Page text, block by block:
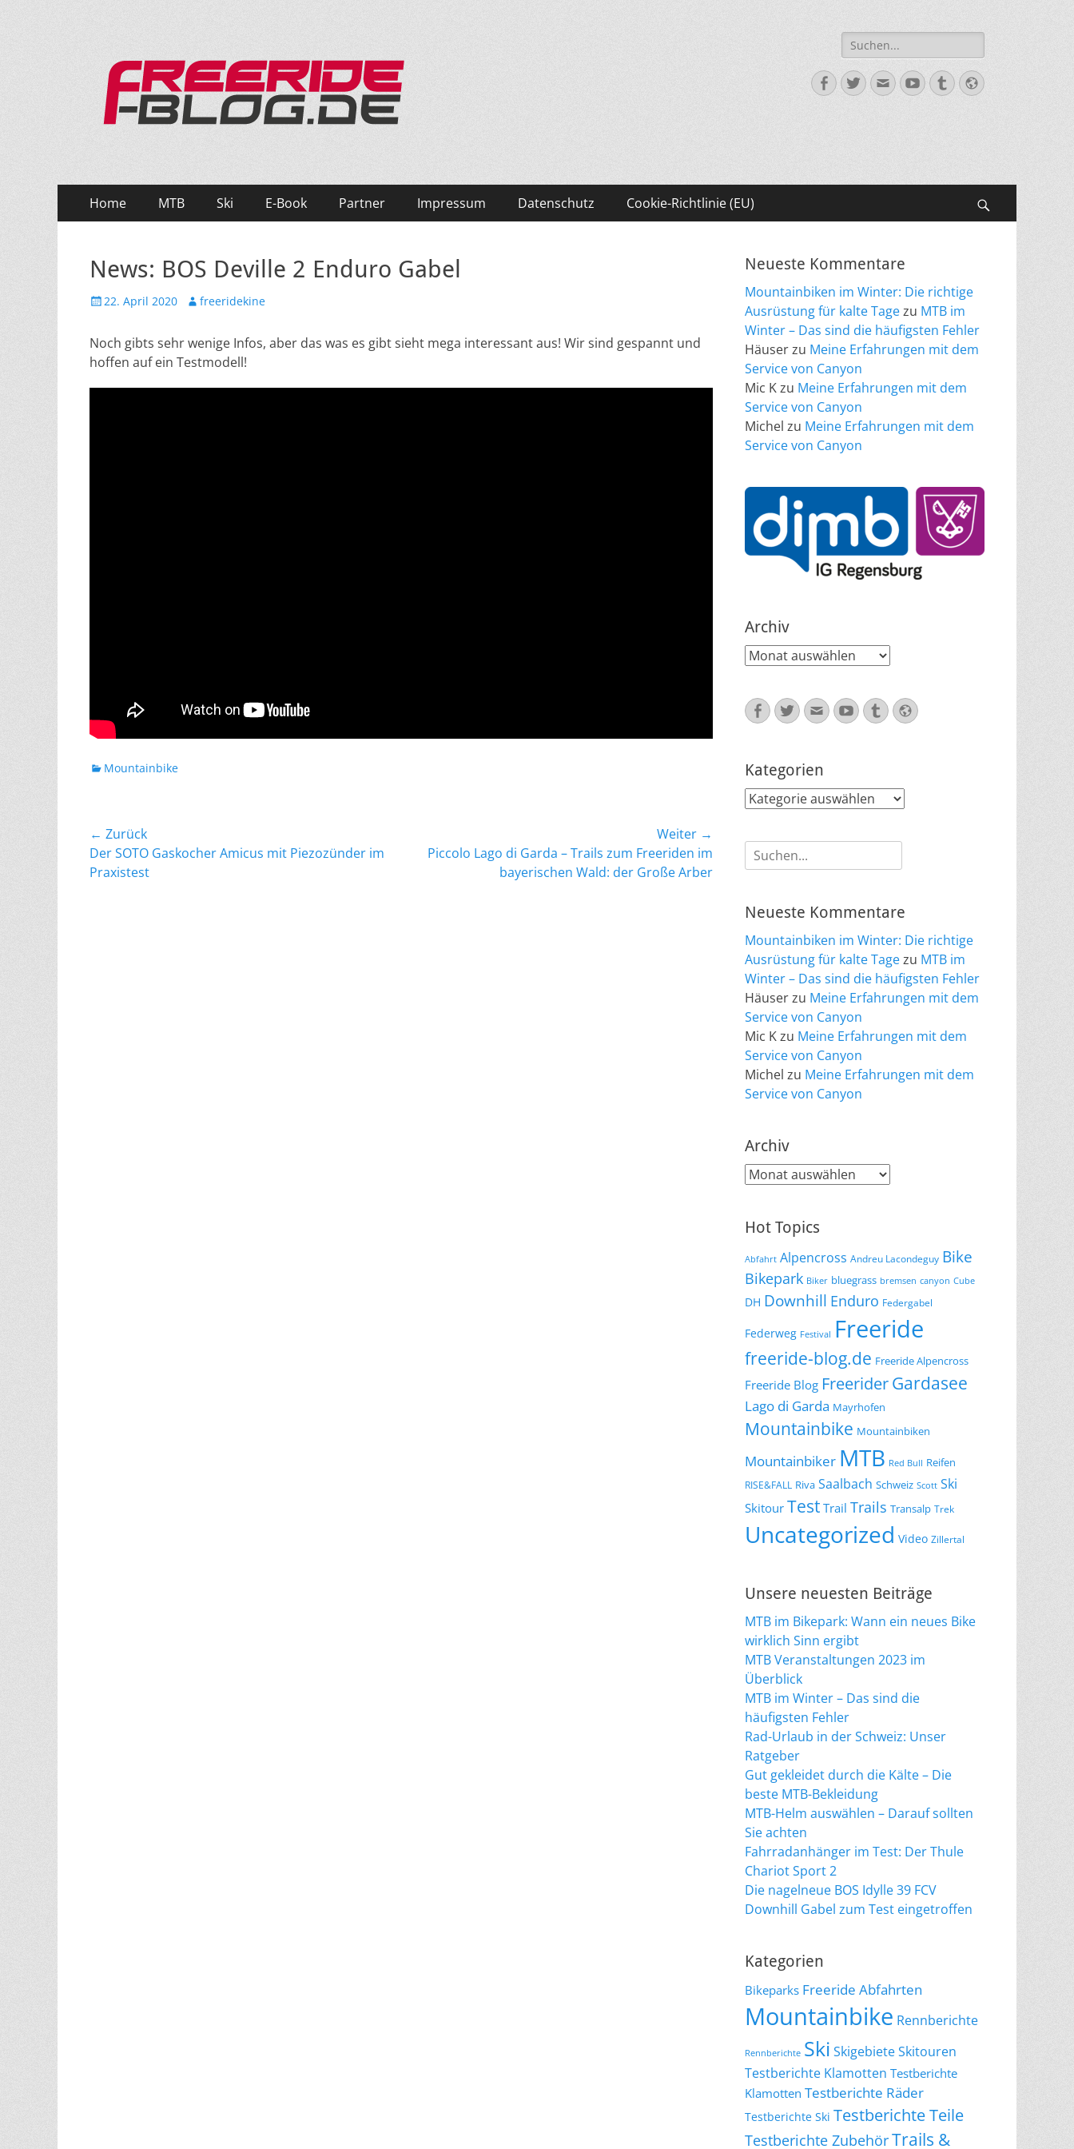
Suche
nach:
Facebook
Twitter
E-
Mail
YouTube
TumblrWebsite
Primäres
Menü
Inhalt
Home MTB Ski E-Book Partner Impressum Datenschutz Cookie-Richtlinie (EU)
News: BOS Deville 2 Enduro Gabel
Veröffentlicht
22. April 2020 Autorfreeridekine
Noch gibts sehr wenige Infos, aber das was es gibt sieht mega interessant aus! Wir sind gespannt und
hoffen auf ein Testmodell!
займы без отказа срочно
Kategorien
Mountainbike
Beitragsnavigation
← Zurück
Vorheriger
Beitrag:
Der SOTO Gaskocher Amicus mit Piezozünder im
Praxistest
Weiter →
Nächster
Piccolo Lago di Garda – Trails zum Freeriden im
bayerischen Wald: der Große Arber
Neueste Kommentare
Mountainbiken im Winter: Die richtige
Ausrüstung für kalte Tagezu MTB im
Winter – Das sind die häufigsten Fehler
Häuserzu Meine Erfahrungen mit dem
Service von Canyon
Mic Kzu Meine Erfahrungen mit dem
Service von Canyon
Michel zu Meine Erfahrungen mit dem
Service von Canyon
Archiv
Archiv
Facebook
Twitter
E-
Mail
YouTube
TumblrWebsite
Kategorien
Kategorien
Suche
nach:
Neueste Kommentare
Mountainbiken im Winter: Die richtige
Ausrüstung für kalte Tagezu MTB im
Winter – Das sind die häufigsten Fehler
Häuserzu Meine Erfahrungen mit dem
Service von Canyon
Mic Kzu Meine Erfahrungen mit dem
Service von Canyon
Michel zu Meine Erfahrungen mit dem
Service von Canyon
Archiv
Archiv
Hot Topics
Abfahrt Alpencross Andreu Lacondeguy Bike
Bikepark Biker bluegrass bremsen canyon Cube
DH Downhill Enduro Federgabel
Federweg Festival Freeride
freeride-blog.de Freeride Alpencross
Freeride Blog FreeriderGardasee
Lago di Garda Mayrhofen
Mountainbike Mountainbiken
Mountainbiker MTB Red Bull Reifen
RISE&FALL Riva Saalbach Schweiz Scott Ski
Skitour Test Trail Trails Transalp Trek
Uncategorized Video Zillertal
Unsere neuesten Beiträge
MTB im Bikepark: Wann ein neues Bike
wirklich Sinn ergibt
MTB Veranstaltungen 2023 im
Überblick
MTB im Winter – Das sind die
häufigsten Fehler
Rad-Urlaub in der Schweiz: Unser
Ratgeber
Gut gekleidet durch die Kälte – Die
beste MTB-Bekleidung
MTB-Helm auswählen – Darauf sollten
Sie achten
Fahrradanhänger im Test: Der Thule
Chariot Sport 2
Die nagelneue BOS Idylle 39 FCV
Downhill Gabel zum Test eingetroffen
Kategorien
Bikeparks Freeride Abfahrten
Mountainbike Rennberichte
Rennberichte Ski SkigebieteSkitouren
Testberichte Klamotten Testberichte
Klamotten Testberichte Räder
Testberichte Ski Testberichte Teile
Testberichte ZubehörTrails &